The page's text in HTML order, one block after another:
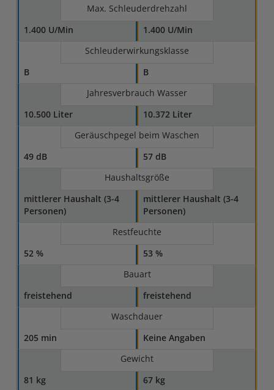
Max. Schleuderdrehzahl
1.400 U/Min
1.400 U/Min
Schleuderwirkungsklasse
B
B
Jahresverbrauch Wasser
10.500 Liter
10.372 Liter
Geräuschpegel beim Waschen
49 dB
57 dB
Haushaltsgröße
mittlerer Haushalt (3-4
Personen)
mittlerer Haushalt (3-4
Personen)
Restfeuchte
52 %
53 %
Bauart
freistehend
freistehend
Waschdauer
205 min
Keine Angaben
Gewicht
81 kg
67 kg